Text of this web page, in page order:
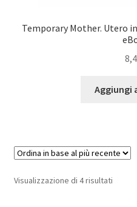
Temporary Mother. Utero
Aggiungi
Visualizzazione di 4 risultatiOrdina